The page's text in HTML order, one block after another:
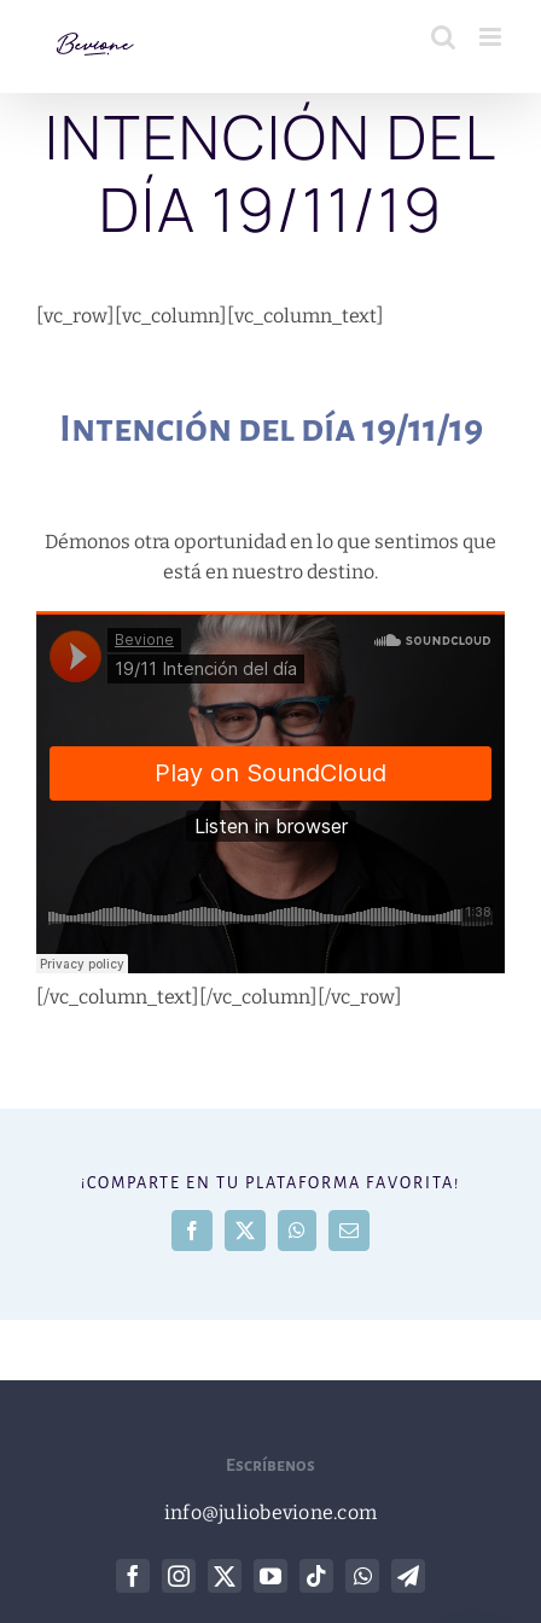
INTENCIÓN DEL
DÍA 19/11/19
[vc_row][vc_column][vc_column_text]
Intención del día 19/11/19
Démonos otra oportunidad en lo que sentimos que
está en nuestro destino.
[/vc_column_text][/vc_column][/vc_row]
¡COMPARTE EN TU PLATAFORMA FAVORITA!
Facebook
X WhatsAppCorreo
Escríbenos
info@juliobevione.com